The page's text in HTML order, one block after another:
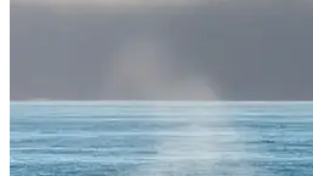
يحوّل مولد Imagen-4 النصوص أو الصور إلى مرئيات عالية الدقة